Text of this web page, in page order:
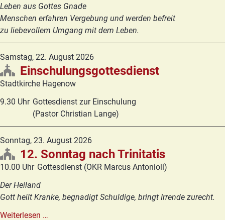
Leben aus Gottes Gnade
Menschen erfahren Vergebung und werden befreit
zu liebevollem Umgang mit dem Leben.
Samstag, 22. August 2026
Einschulungsgottesdienst
Stadtkirche Hagenow
9.30 Uhr Gottesdienst zur Einschulung
(Pastor Christian Lange)
Sonntag, 23. August 2026
12. Sonntag nach Trinitatis
10.00 Uhr Gottesdienst (OKR Marcus Antonioli)
Der Heiland
Gott heilt Kranke, begnadigt Schuldige, bringt Irrende zurecht.
Weiterlesen …